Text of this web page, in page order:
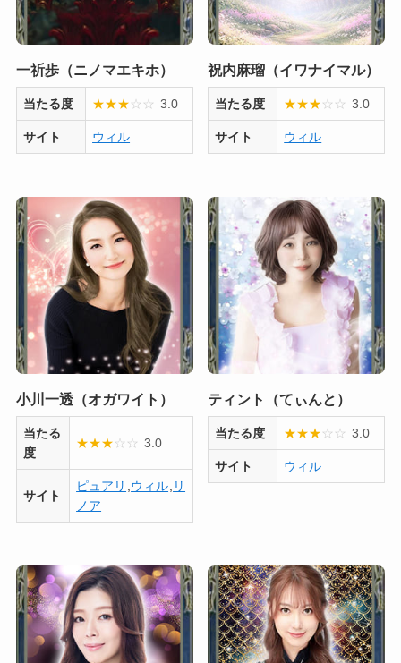
一祈歩（ニノマエキホ）
当たる度 ★★★☆ ☆ 3.0
サイト ウィル
祝内麻瑠（イワナイマル）
当たる度 ★★★☆ ☆ 3.0
サイト ウィル
小川一透（オガワイト）
当たる
度
★★★☆ ☆ 3.0
サイト
ピュアリ ,ウィル, リ
ノア
ティント（てぃんと）
当たる度 ★★★☆ ☆ 3.0
サイト ウィル